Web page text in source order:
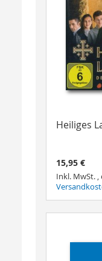
Heiliges
15,95 €
Inkl. MwSt. ,